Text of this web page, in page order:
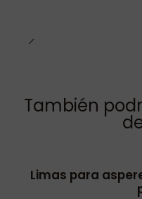
También
Limas para